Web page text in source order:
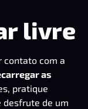
livre
contato com a
as
pratique
desfrute de um